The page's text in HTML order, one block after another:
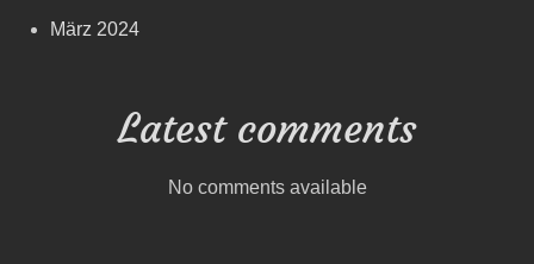
März 2024
Latest comments
No comments available